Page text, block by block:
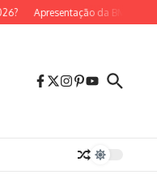
Apresentação da BMW R 1300